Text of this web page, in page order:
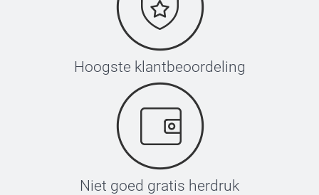
Hoogste klantbeoordeling
Niet goed gratis herdruk